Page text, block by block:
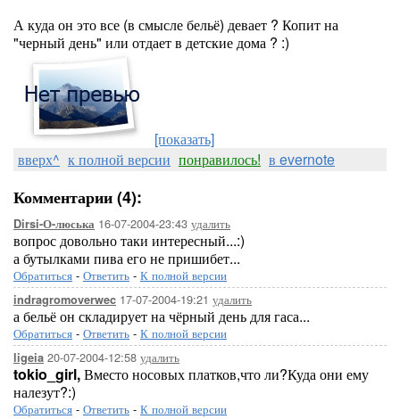
А куда он это все (в смысле бельё) девает ? Копит на
"черный день" или отдает в детские дома ? :)
[показать]
вверх^ к полной версии понравилось! в evernote
Комментарии (4):
Dirsi-О-люська 16-07-2004-23:43 удалить
вопрос довольно таки интересный...:)
а бутылками пива его не пришибет...
Обратиться - Ответить - К полной версии
indragromoverwec 17-07-2004-19:21 удалить
а бельё он складирует на чёрный день для гаса...
Обратиться - Ответить - К полной версии
ligeia 20-07-2004-12:58 удалить
tokio_girl,Вместо носовых платков,что ли?Куда они ему
налезут?:)
Обратиться - Ответить - К полной версии